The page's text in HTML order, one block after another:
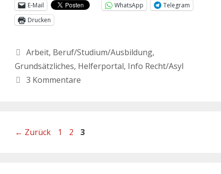
E-Mail
WhatsApp
Telegram
Drucken
Arbeit, Beruf/Studium/Ausbildung,
Grundsätzliches, Helferportal, Info Recht/Asyl
3 Kommentare
← Zurück 1 2 3